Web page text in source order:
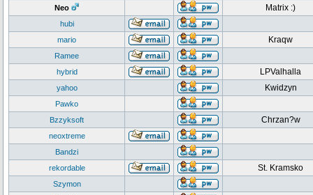
Neo Matrix :)
hubi
mario
Kraqw
Ramee
hybrid
LPValhalla
yahoo Kwidzyn
Pawko
Bzzyksoft
Chrzan?w
neoxtreme
Bandzi
rekordable
St. Kramsko
Szymon